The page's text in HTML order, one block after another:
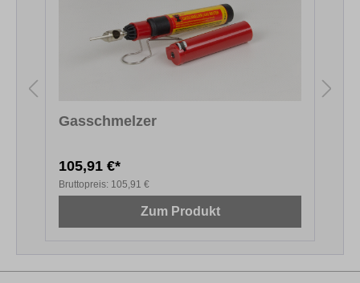
Gasschmelzer
105,91 €*
Bruttopreis: 105,91 €
Zum Produkt